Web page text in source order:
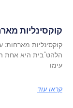
קוקסינליות
קוקסינליות
הלהט"בית היא אחת
עימו
קראו עוד